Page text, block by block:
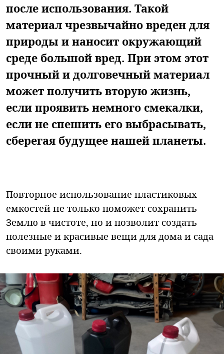
после использования. Такой
материал чрезвычайно вреден для
природы и наносит окружающий
среде большой вред. При этом этот
прочный и долговечный материал
может получить вторую жизнь,
если проявить немного смекалки,
если не спешить его выбрасывать,
сберегая будущее нашей планеты.
Повторное использование пластиковых
емкостей не только поможет сохранить
Землю в чистоте, но и позволит создать
полезные и красивые вещи для дома и сада
своими руками.